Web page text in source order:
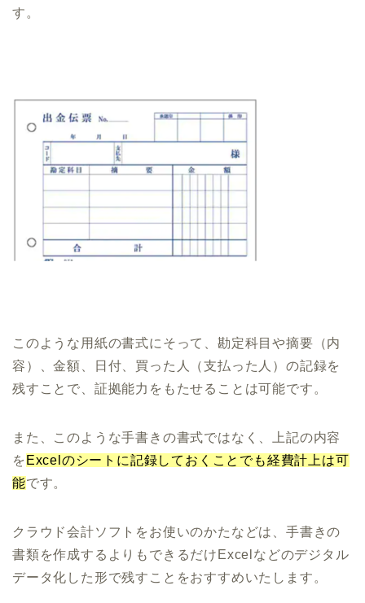
す。
このような用紙の書式にそって、勘定科目や摘要（内
容）、金額、日付、買った人（支払った人）の記録を
残すことで、証拠能力をもたせることは可能です。
また、このような手書きの書式ではなく、上記の内容
を Excelのシートに記録しておくことでも経費計上は可
能です。
クラウド会計ソフトをお使いのかたなどは、手書きの
書類を作成するよりもできるだけExcelなどのデジタル
データ化した形で残すことをおすすめいたします。